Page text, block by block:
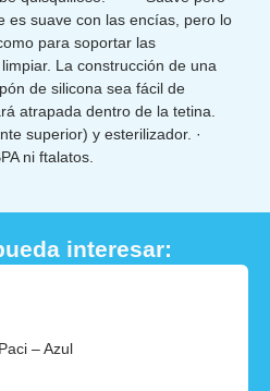
es suave con las encías, pero lo
para soportar las
La construcción de una
de silicona sea fácil de
atrapada dentro de la tetina.
superior) y esterilizador. ·
ni ftalatos.
interesar:
– Azul